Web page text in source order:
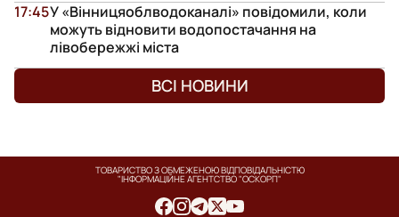
У «Вінницяоблводоканалі» повідомили, коли
можуть відновити водопостачання на
лівобережжі міста
17:45
ВСІ НОВИНИ
ТОВАРИСТВО З ОБМЕЖЕНОЮ ВІДПОВІДАЛЬНІСТЮ
"ІНФОРМАЦІЙНЕ АГЕНТСТВО "ОСКОРП"